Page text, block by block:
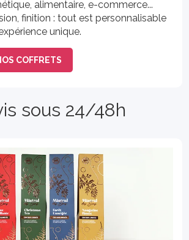
alimentaire, e-commerce...
finition : tout est personnalisable
unique.
COFFRETS
sous 24/48h